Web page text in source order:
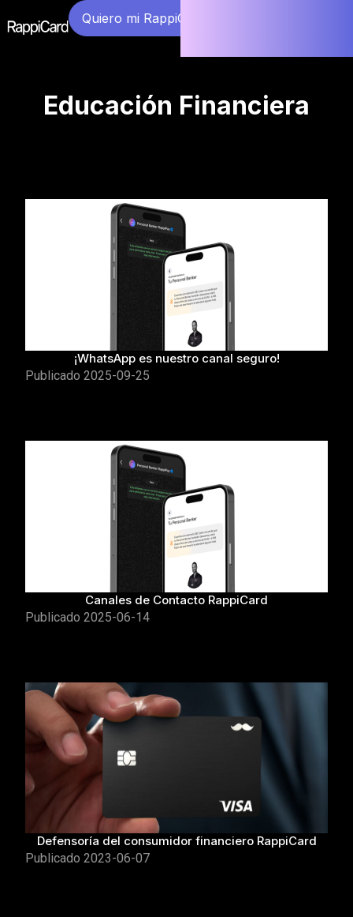
Quiero mi RappiCard
Educación Financiera
¡WhatsApp es nuestro canal seguro!
Publicado 2025-09-25
Canales de Contacto RappiCard
Publicado 2025-06-14
Defensoría del consumidor financiero RappiCard
Publicado 2023-06-07